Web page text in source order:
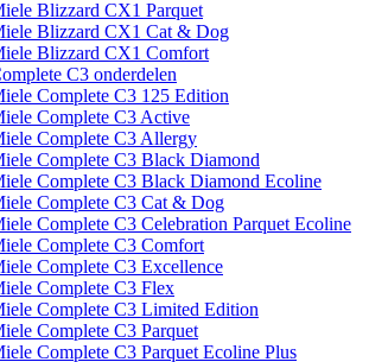
Blizzard CX1 Parquet
Blizzard CX1 Cat & Dog
Blizzard CX1 Comfort
C3 onderdelen
Complete C3 125 Edition
Complete C3 Active
Complete C3 Allergy
Complete C3 Black Diamond
Complete C3 Black Diamond Ecoline
Complete C3 Cat & Dog
Complete C3 Celebration Parquet Ecoline​
Complete C3 Comfort
Complete C3 Excellence
Complete C3 Flex
Complete C3 Limited Edition
Complete C3 Parquet
Complete C3 Parquet Ecoline Plus